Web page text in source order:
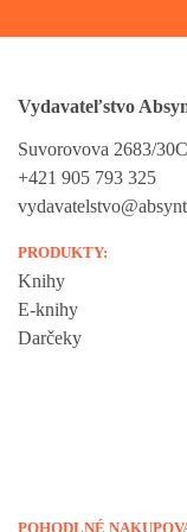
Vydavateľstvo
Suvorovova 2683/
+421 905 793 325
PRODUKTY:
Knihy
E-knihy
Darčeky
POHODLNÉ